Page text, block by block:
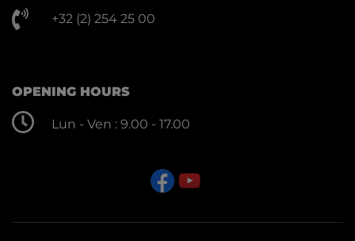
+32 (2) 254 25 00
OPENING HOURS
Lun - Ven : 9.00 - 17.00